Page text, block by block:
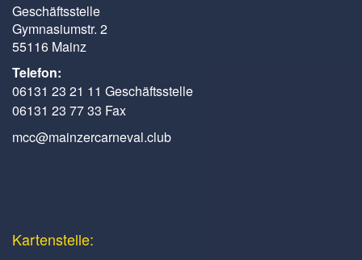
Geschäftsstelle
Gymnasiumstr. 2
55116 Mainz
Telefon:
06131 23 21 11 Geschäftsstelle
06131 23 77 33 Fax
mcc@mainzercarneval.club
Kartenstelle: